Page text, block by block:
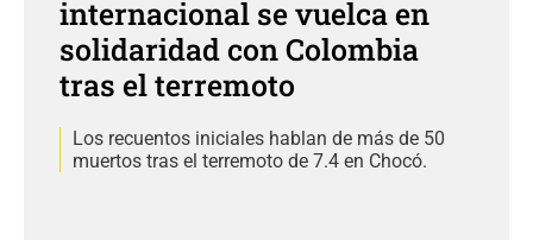
internacional se vuelca en
solidaridad con Colombia
tras el terremoto
Los recuentos iniciales hablan de más de 50
muertos tras el terremoto de 7.4 en Chocó.